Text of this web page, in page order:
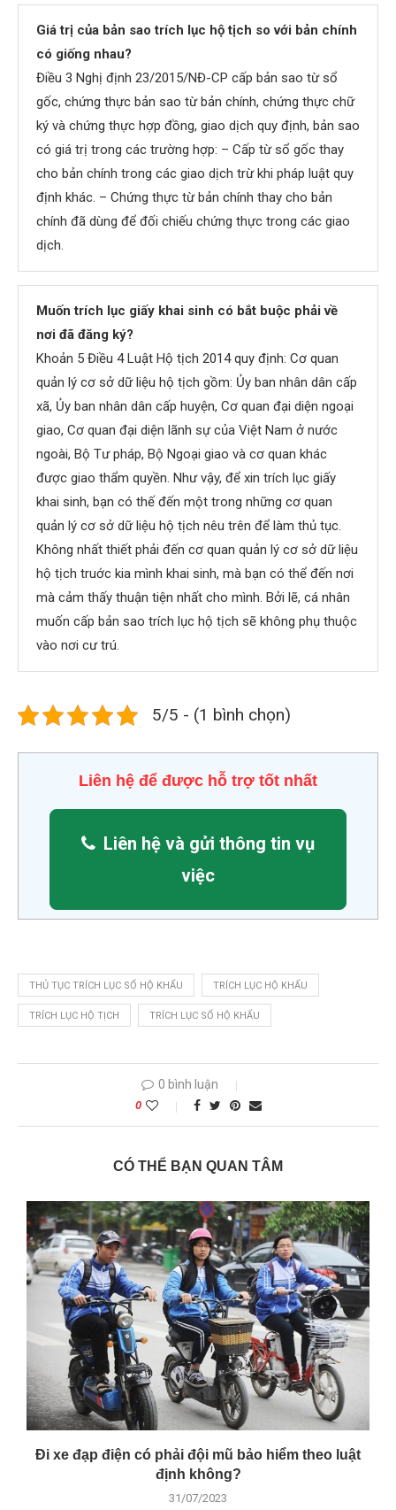
Giá trị của bản sao trích lục hộ tịch so với bản chính
có giống nhau?
Điều 3 Nghị định 23/2015/NĐ-CP cấp bản sao từ sổ
gốc, chứng thực bản sao từ bản chính, chứng thực chữ
ký và chứng thực hợp đồng, giao dịch quy định, bản sao
có giá trị trong các trường hợp: – Cấp từ sổ gốc thay
cho bản chính trong các giao dịch trừ khi pháp luật quy
định khác. – Chứng thực từ bản chính thay cho bản
chính đã dùng để đối chiếu chứng thực trong các giao
dịch.
Muốn trích lục giấy khai sinh có bắt buộc phải về
nơi đã đăng ký?
Khoản 5 Điều 4 Luật Hộ tịch 2014 quy định: Cơ quan
quản lý cơ sở dữ liệu hộ tịch gồm: Ủy ban nhân dân cấp
xã, Ủy ban nhân dân cấp huyện, Cơ quan đại diện ngoại
giao, Cơ quan đại diện lãnh sự của Việt Nam ở nước
ngoài, Bộ Tư pháp, Bộ Ngoại giao và cơ quan khác
được giao thẩm quyền. Như vậy, để xin trích lục giấy
khai sinh, bạn có thế đến một trong những cơ quan
quản lý cơ sở dữ liệu hộ tịch nêu trên để làm thủ tục.
Không nhất thiết phải đến cơ quan quản lý cơ sở dữ liệu
hộ tịch truớc kia mình khai sinh, mà bạn có thể đến nơi
mà cảm thấy thuận tiện nhất cho mình. Bởi lẽ, cá nhân
muốn cấp bản sao trích lục hộ tịch sẽ không phụ thuộc
vào nơi cư trú.
5/5 - (1 bình chọn)
Liên hệ để được hỗ trợ tốt nhất
Liên hệ và gửi thông tin vụ
việc
THỦ TỤC TRÍCH LỤC SỔ HỘ KHẨU TRÍCH LỤC HỘ KHẨU
TRÍCH LỤC HỘ TỊCH TRÍCH LỤC SỔ HỘ KHẨU
0 bình luận
0
CÓ THỂ BẠN QUAN TÂM
Đi xe đạp điện có phải đội mũ bảo hiểm theo luật
định không?
31/07/2023